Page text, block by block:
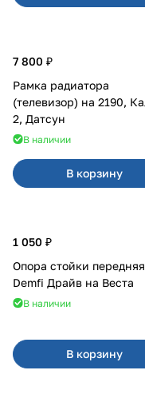
7 800 ₽
Рамка радиатора
(телевизор) на 2190, Калина
2, Датсун
В наличии
В корзину
1 050 ₽
Опора стойки передняя
Demfi Драйв на Веста
В наличии
В корзину